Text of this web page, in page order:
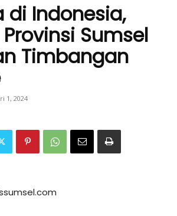
di Indonesia,
Sumsel
Timbangan
1, 2024